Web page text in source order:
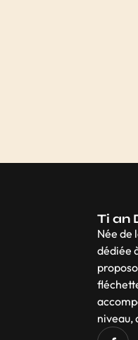
Ti an
Née de
dédiée
niveau,